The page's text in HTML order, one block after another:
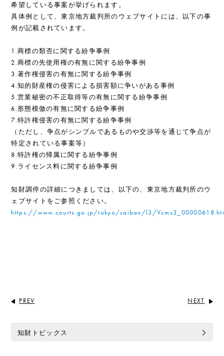
希望している事案が挙げられます。
具体例として、東京地方裁判所のウェブサイトには、以下の事
例が記載されています。
1.商標の類否に関する紛争事例
2.商標の先使用権の有無に関する紛争事例
3.著作権侵害の有無に関する紛争事例
4.知的財産権の侵害による損害額に争いがある事例
5.営業秘密の不正取得等の有無に関する紛争事例
6.形態模倣の有無に関する紛争事例
7.特許権侵害の有無に関する紛争事例
（ただし、争点がシンプルであるものや交渉等を通じて争点が
特定されている事案等）
8.特許権の帰属に関する紛争事例
9.ライセンス料に関する紛争事例
知財調停の詳細につきましては、以下の、東京地方裁判所のウ
ェブサイトをご参照ください。
https://www.courts.go.jp/tokyo/saiban/l3/
PREV NEXT
知財トピックス